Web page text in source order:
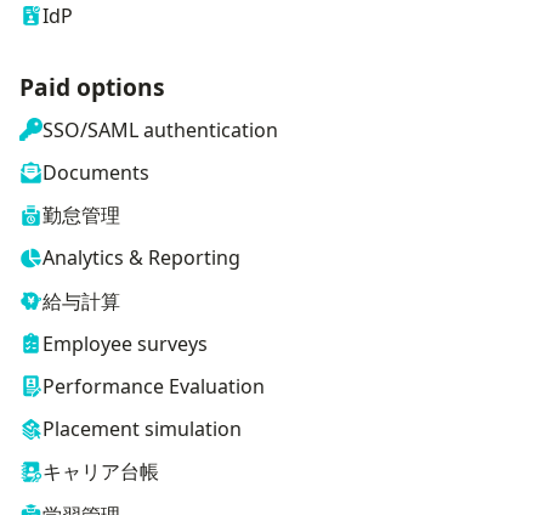
IdP
Paid options
SSO/SAML authentication
Documents
勤怠管理
Analytics & Reporting
給与計算
Employee surveys
Performance Evaluation
Placement simulation
キャリア台帳